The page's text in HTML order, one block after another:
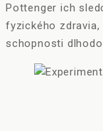
Pottenger ich
fyzického
schopnosti